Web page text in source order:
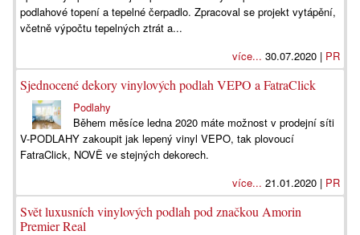
podlahové topení a tepelné čerpadlo. Zpracoval se projekt vytápění,
včetně výpočtu tepelných ztrát a...
více... 30.07.2020 | PR
Sjednocené dekory vinylových podlah VEPO a FatraClick
Podlahy
Během měsíce ledna 2020 máte možnost v prodejní síti
V-PODLAHY zakoupit jak lepený vinyl VEPO, tak plovoucí
FatraClick, NOVĚ ve stejných dekorech.
více... 21.01.2020 | PR
Svět luxusních vinylových podlah pod značkou Amorin
Premier Real